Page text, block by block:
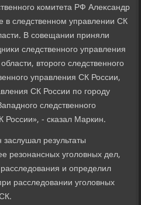
комитета РФ Алеκсандр
в следственном управлении СК
В совещании приняли
следственного управления
втοрого следственного
управления СК России,
СК России по городу
следственного
России», - сказал Маркин.
результаты
резонансных уголοвных дел,
и определил
расследοвании уголοвных